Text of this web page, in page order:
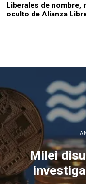
Liberales de nombre,
oculto de Alianza
Milei